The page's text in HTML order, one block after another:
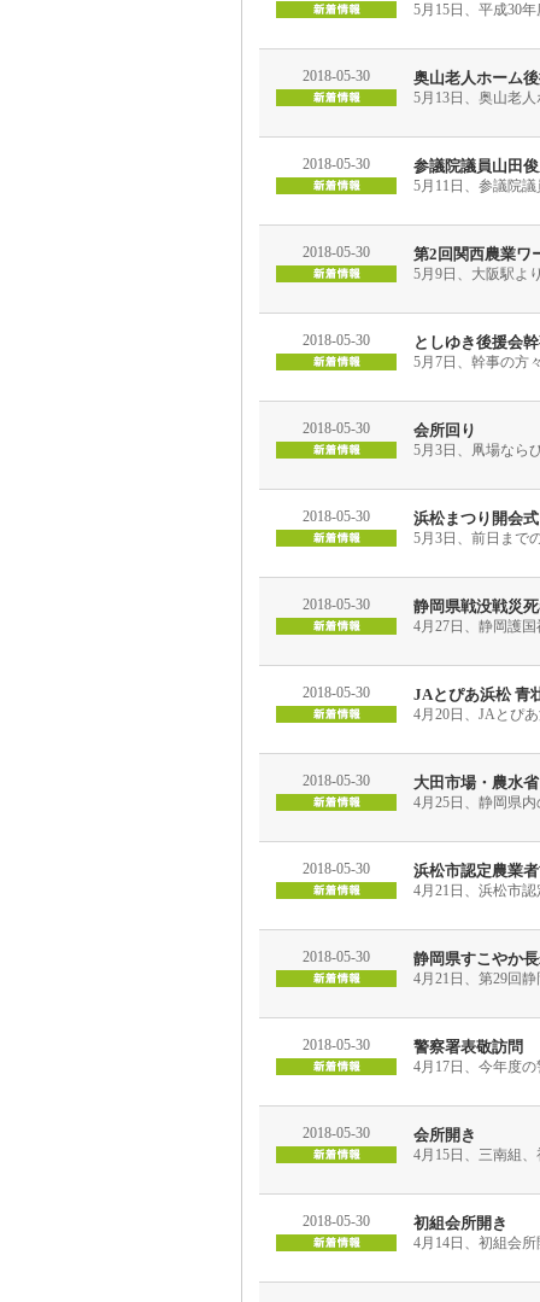
5月15日、平成30
2018-05-30 奥山老人ホーム
5月13日、奥山老
2018-05-30 参議院議員山田
5月11日、参議院
2018-05-30 第2回関西農業ワ
5月9日、大阪駅よ
2018-05-30 としゆき後援会
5月7日、幹事の方
2018-05-30 会所回り
5月3日、凧場なら
2018-05-30 浜松まつり開会式
5月3日、前日まで
2018-05-30 静岡県戦没戦災
4月27日、静岡護
2018-05-30 JAとぴあ浜松 青
4月20日、JAとぴ
2018-05-30 大田市場・農水
4月25日、静岡県
2018-05-30 浜松市認定農業
4月21日、浜松市
2018-05-30 静岡県すこやか
4月21日、第29回
2018-05-30 警察署表敬訪問
4月17日、今年度
2018-05-30 会所開き
4月15日、三南組
2018-05-30 初組会所開き
4月14日、初組会